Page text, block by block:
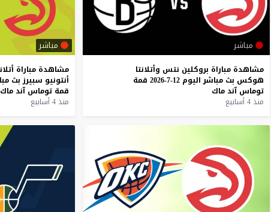
مباشر
مشاهدة مباراة بروكلين نتس وأتلانتا
هوكس بث مباشر اليوم 12-7-2026
قمة
توماس آند ماك
منذ 4 أسابيع
مباشر
مشاهدة مباراة
أنتونيو سبيرز بث
قمة توماس آند ماك
منذ 4 أسابيع